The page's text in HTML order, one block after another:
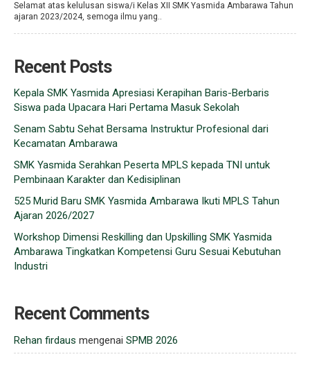
Selamat atas kelulusan siswa/i Kelas XII SMK Yasmida Ambarawa Tahun
ajaran 2023/2024, semoga ilmu yang..
Recent Posts
Kepala SMK Yasmida Apresiasi Kerapihan Baris-Berbaris
Siswa pada Upacara Hari Pertama Masuk Sekolah
Senam Sabtu Sehat Bersama Instruktur Profesional dari
Kecamatan Ambarawa
SMK Yasmida Serahkan Peserta MPLS kepada TNI untuk
Pembinaan Karakter dan Kedisiplinan
525 Murid Baru SMK Yasmida Ambarawa Ikuti MPLS Tahun
Ajaran 2026/2027
Workshop Dimensi Reskilling dan Upskilling SMK Yasmida
Ambarawa Tingkatkan Kompetensi Guru Sesuai Kebutuhan
Industri
Recent Comments
Rehan firdaus mengenai SPMB 2026